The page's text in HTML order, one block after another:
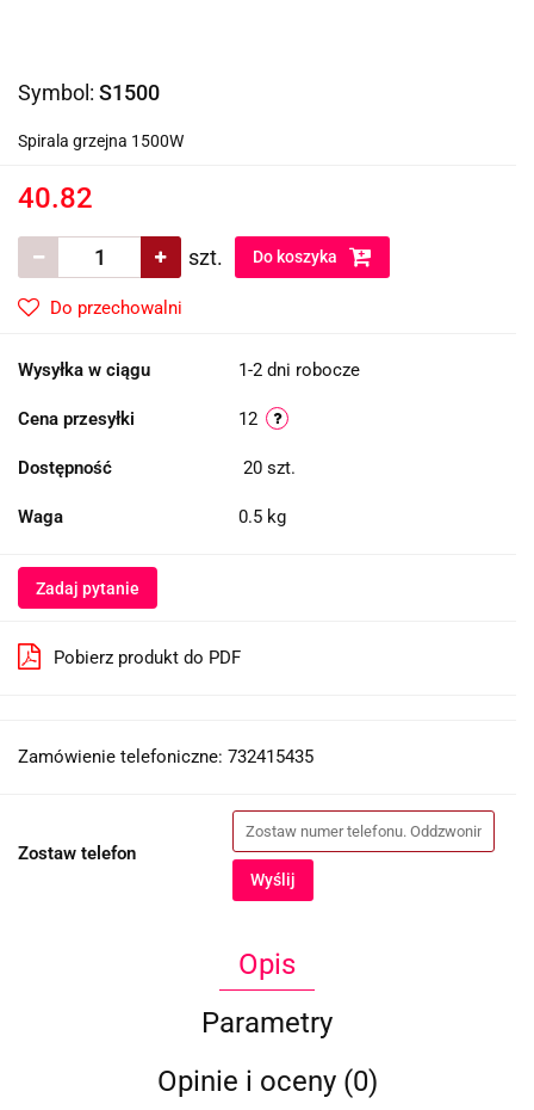
Symbol: S1500
Spirala grzejna 1500W
40.82
szt. Do koszyka
Do przechowalni
Wysyłka w ciągu 1-2 dni robocze
Cena przesyłki 12
Dostępność 20 szt.
Waga 0.5 kg
Zadaj pytanie
Pobierz produkt do PDF
Zamówienie telefoniczne: 732415435
Zostaw telefon
Wyślij
Opis
Parametry
Opinie i oceny (0)